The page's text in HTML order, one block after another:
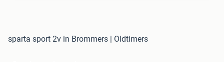
sparta sport 2v in Brommers | Oldtimers